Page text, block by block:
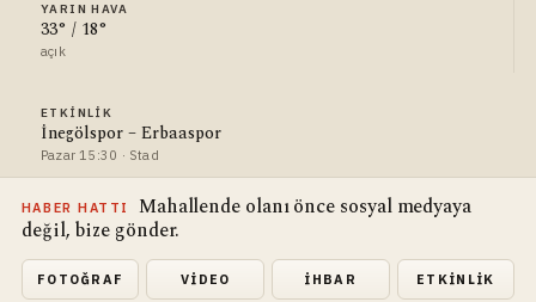
YARIN HAVA
33° / 18°
açık
ETKINLIK
İnegölspor – Erbaaspor
Pazar 15:30 · Stad
HABER HATTI
Mahallende olanı önce sosyal medyaya
değil, bize gönder.
FOTOĞRAF VIDEO İHBAR ETKINLIK